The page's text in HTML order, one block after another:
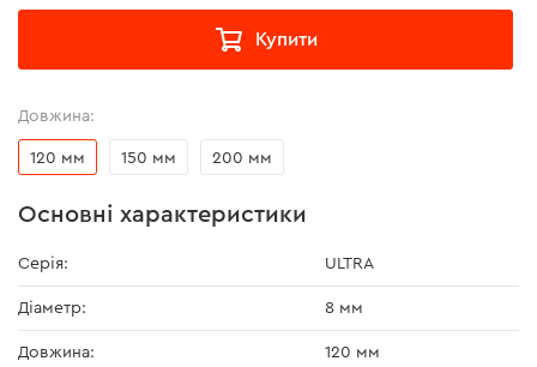
Купити
Довжина:
120 мм 150 мм 200 мм
Основні характеристики
Серія: ULTRA
Діаметр: 8 мм
Довжина: 120 мм